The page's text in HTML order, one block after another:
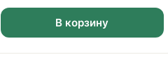
В корзину